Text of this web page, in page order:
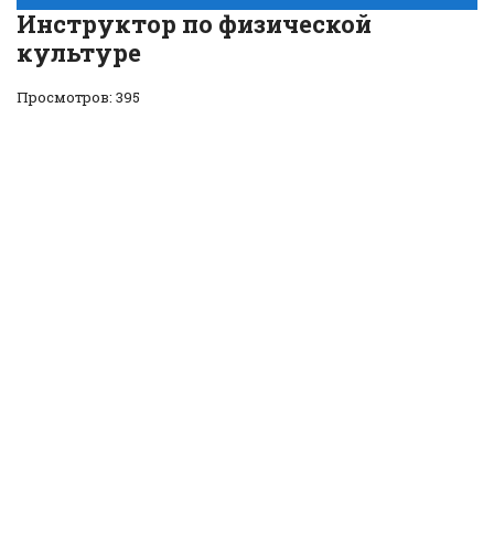
Инструктор по физической
культуре
Просмотров: 395